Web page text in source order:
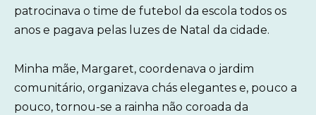
patrocinava o time de futebol da escola todos os
anos e pagava pelas luzes de Natal da cidade.
Minha mãe, Margaret, coordenava o jardim
comunitário, organizava chás elegantes e, pouco a
pouco, tornou-se a rainha não coroada da